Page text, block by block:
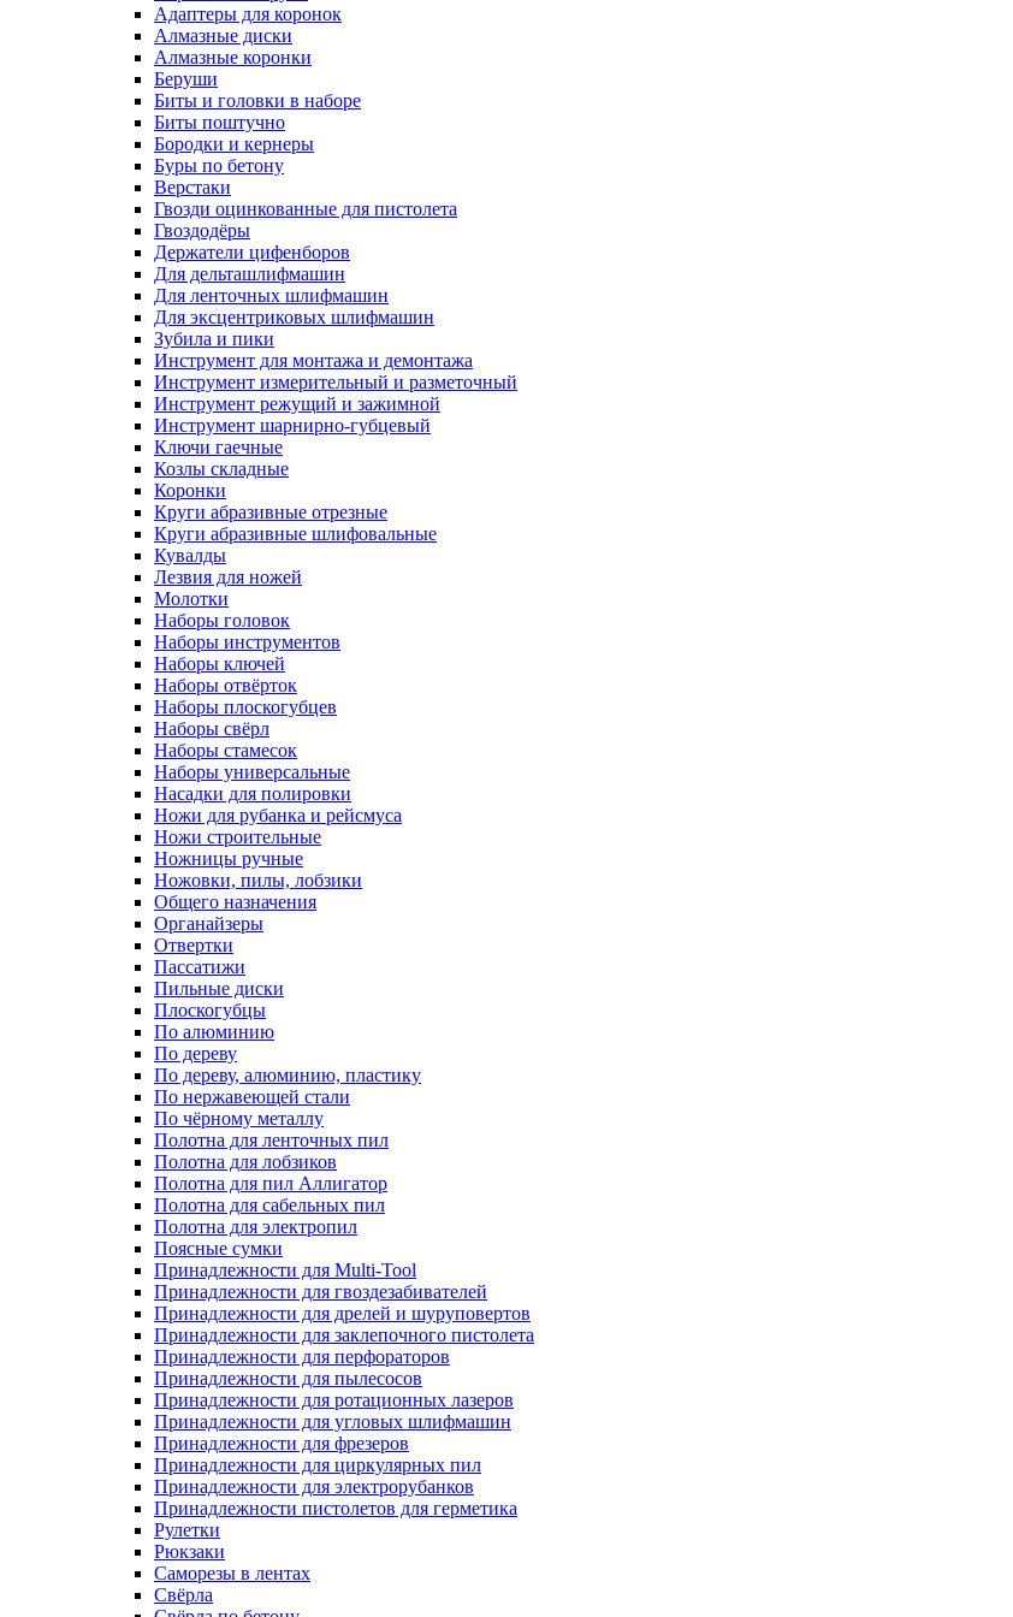
Адаптеры для коронок
Алмазные диски
Алмазные коронки
Беруши
Биты и головки в наборе
Биты поштучно
Бородки и кернеры
Буры по бетону
Верстаки
Гвозди оцинкованные для пистолета
Гвоздодёры
Держатели цифенборов
Для дельташлифмашин
Для ленточных шлифмашин
Для эксцентриковых шлифмашин
Зубила и пики
Инструмент для монтажа и демонтажа
Инструмент измерительный и разметочный
Инструмент режущий и зажимной
Инструмент шарнирно-губцевый
Ключи гаечные
Козлы складные
Коронки
Круги абразивные отрезные
Круги абразивные шлифовальные
Кувалды
Лезвия для ножей
Молотки
Наборы головок
Наборы инструментов
Наборы ключей
Наборы отвёрток
Наборы плоскогубцев
Наборы свёрл
Наборы стамесок
Наборы универсальные
Насадки для полировки
Ножи для рубанка и рейсмуса
Ножи строительные
Ножницы ручные
Ножовки, пилы, лобзики
Общего назначения
Органайзеры
Отвертки
Пассатижи
Пильные диски
Плоскогубцы
По алюминию
По дереву
По дереву, алюминию, пластику
По нержавеющей стали
По чёрному металлу
Полотна для ленточных пил
Полотна для лобзиков
Полотна для пил Аллигатор
Полотна для сабельных пил
Полотна для электропил
Поясные сумки
Принадлежности для Multi-Tool
Принадлежности для гвоздезабивателей
Принадлежности для дрелей и шуруповертов
Принадлежности для заклепочного пистолета
Принадлежности для перфораторов
Принадлежности для пылесосов
Принадлежности для ротационных лазеров
Принадлежности для угловых шлифмашин
Принадлежности для фрезеров
Принадлежности для циркулярных пил
Принадлежности для электрорубанков
Принадлежности пистолетов для герметика
Рулетки
Рюкзаки
Саморезы в лентах
Свёрла